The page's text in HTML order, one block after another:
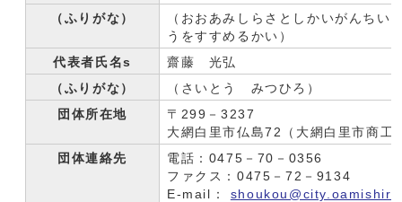
（ふりがな）
（おおあみしらさとしかいがんちい
うをすすめるかい）
代表者氏名s
齋藤 光弘
（ふりがな）
（さいとう みつひろ）
団体所在地
〒299－3237
大網白里市仏島72（大網白里市商工
団体連絡先
電話：0475－70－0356
ファクス：0475－72－9134
E-mail：